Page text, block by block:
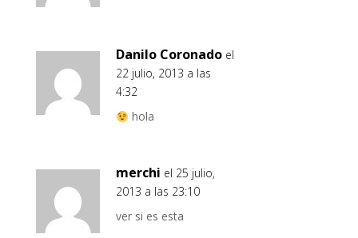
Danilo Coronado el
22 julio, 2013 a las
4:32
hola
merchi el 25 julio,
2013 a las 23:10
ver si es esta